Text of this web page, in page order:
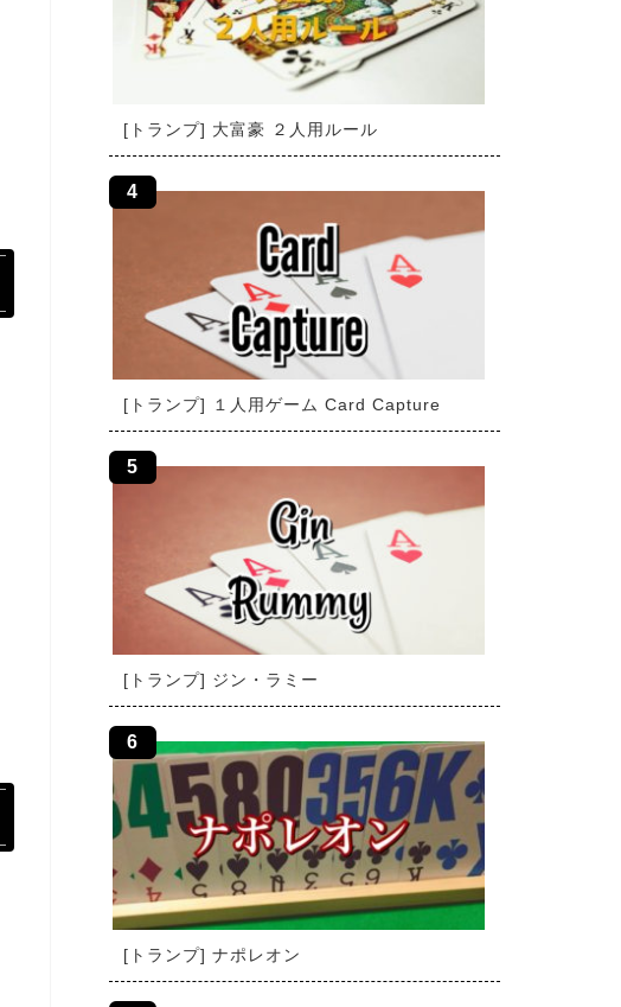
[トランプ] 大富豪 ２人用ルール
[トランプ] １人用ゲーム Card Capture
[トランプ] ジン・ラミー
[トランプ] ナポレオン